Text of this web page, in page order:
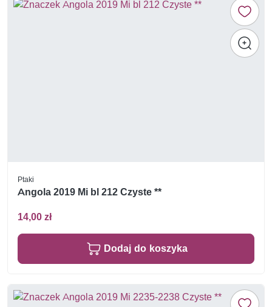
Ptaki
Angola 2019 Mi bl 212 Czyste **
14,00 zł
Dodaj do koszyka